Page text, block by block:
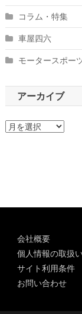
コラム・特集
車屋四六
モータースポー
アーカイブ
ア
会社概要
個人情報の取扱
サイト利用条件
お問い合わせ